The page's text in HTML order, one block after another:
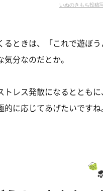
いぬのきもち投稿
るときは、「これで遊ぼ
分なのだとか。
トレス発散になるととも
に応じてあげたいですね